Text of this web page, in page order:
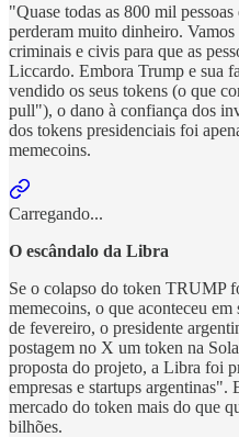
"Quase todas as 800 mil
perderam muito dinheiro.
criminais e civis para que as
Liccardo. Embora Trump e sua
vendido os seus tokens (o que
pull"), o dano à confiança dos
dos tokens presidenciais foi
memecoins.
Carregando...
O escândalo da Libra
Se o colapso do token TRUMP
memecoins, o que aconteceu
de fevereiro, o presidente
postagem no X um token na
proposta do projeto, a Libra foi
empresas e startups argentinas".
mercado do token mais do que
bilhões.